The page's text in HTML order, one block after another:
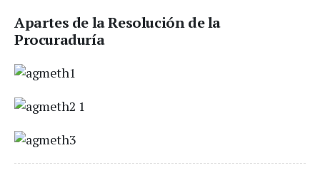
Apartes de la Resolución de la
Procuraduría